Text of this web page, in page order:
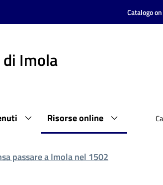
Catalogo
Imola
Risorse online
passare a Imola nel 1502